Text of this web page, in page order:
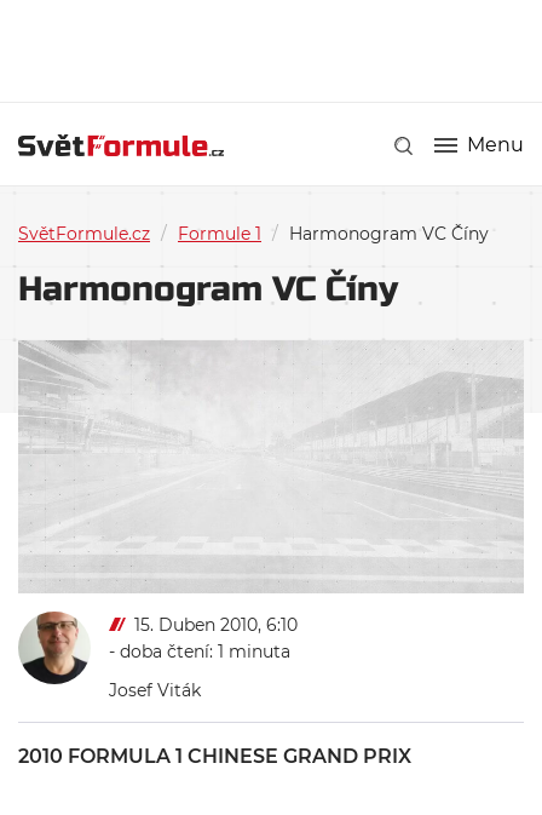
Menu
SvětFormule.cz / Formule 1 / Harmonogram VC Číny
Harmonogram VC Číny
15. Duben 2010, 6:10
- doba čtení: 1 minuta
Josef Viták
2010 FORMULA 1 CHINESE GRAND PRIX